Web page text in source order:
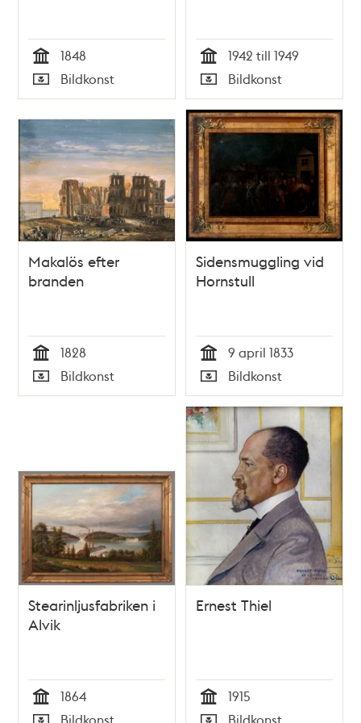
Tid
1848
Typ
Bildkonst Tid
1942 till 1949
Typ
Bildkonst
Makalös efter
branden
Tid
1828
Typ
Bildkonst
Sidensmuggling vid
Hornstull
Tid
9 april 1833
Typ
Bildkonst
Stearinljusfabriken i
Alvik
Tid
1864
Bildkonst
Ernest Thiel
Tid
1915
Bildkonst